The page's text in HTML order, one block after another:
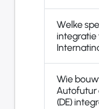
Welke
integratie
Wie
Autofutur
(DE)